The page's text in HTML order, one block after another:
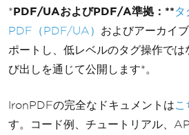
*PDF/UAおよびPDF/A準拠：**タ
PDF（PDF/UA） およびアーカイ
ポートし、低レベルのタグ操作で
び出しを通じて公開します*。
IronPDFの完全なドキュメントはこ
す。コード例、チュートリアル、